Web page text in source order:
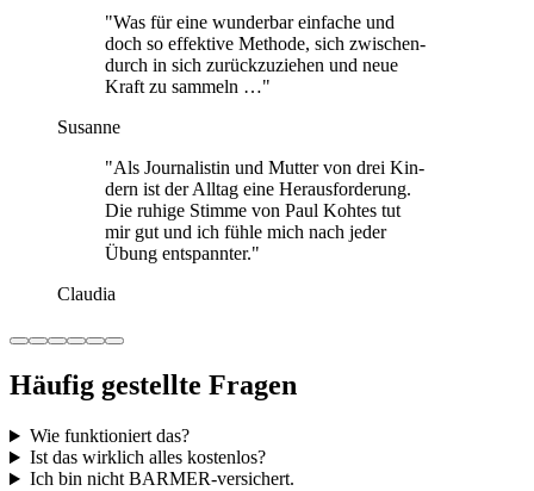
"Was für eine wun­der­bar ein­fa­che und
doch so effek­tive Methode, sich zwi­schen­
durch in sich zurück­zu­zie­hen und neue
Kraft zu sam­meln …"
Susanne
"Als Jour­na­lis­tin und Mutter von drei Kin­
dern ist der Alltag eine Her­aus­for­de­rung.
Die ruhige Stimme von Paul Kohtes tut
mir gut und ich fühle mich nach jeder
Übung ent­spann­ter."
Claudia
Häufig gestellte Fragen
Wie funktioniert das?
Ist das wirklich alles kostenlos?
Ich bin nicht BARMER-versichert.